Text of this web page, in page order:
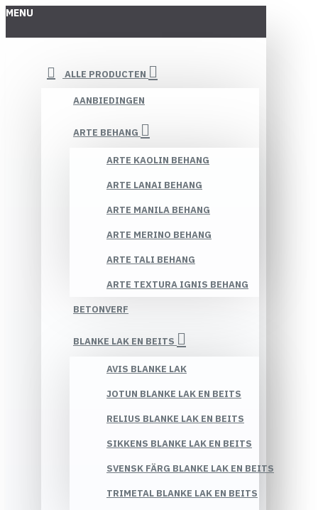
MENU
ALLE PRODUCTEN
AANBIEDINGEN
ARTE BEHANG
ARTE KAOLIN BEHANG
ARTE LANAI BEHANG
ARTE MANILA BEHANG
ARTE MERINO BEHANG
ARTE TALI BEHANG
ARTE TEXTURA IGNIS BEHANG
BETONVERF
BLANKE LAK EN BEITS
AVIS BLANKE LAK
JOTUN BLANKE LAK EN BEITS
RELIUS BLANKE LAK EN BEITS
SIKKENS BLANKE LAK EN BEITS
SVENSK FÄRG BLANKE LAK EN BEITS
TRIMETAL BLANKE LAK EN BEITS